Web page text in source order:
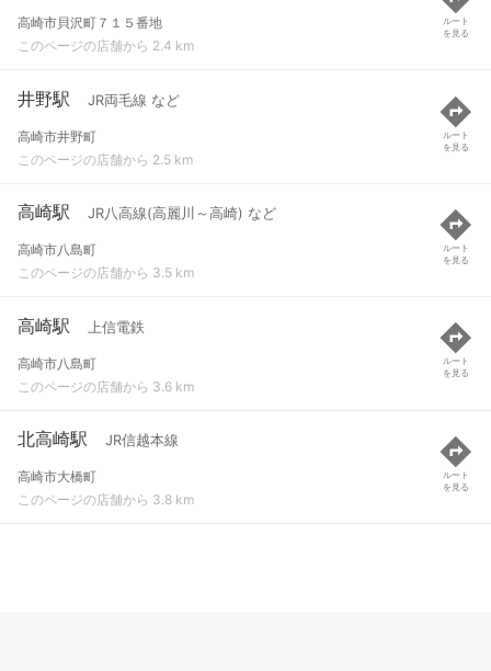
高崎市貝沢町７１５番地
このページの店舗から 2.4 km
ルート
を見る
井野駅 JR両毛線 など
高崎市井野町
このページの店舗から 2.5 km
ルート
を見る
高崎駅 JR八高線(高麗川～高崎) など
高崎市八島町
このページの店舗から 3.5 km
ルート
を見る
高崎駅 上信電鉄
高崎市八島町
このページの店舗から 3.6 km
ルート
を見る
北高崎駅 JR信越本線
高崎市大橋町
このページの店舗から 3.8 km
ルート
を見る